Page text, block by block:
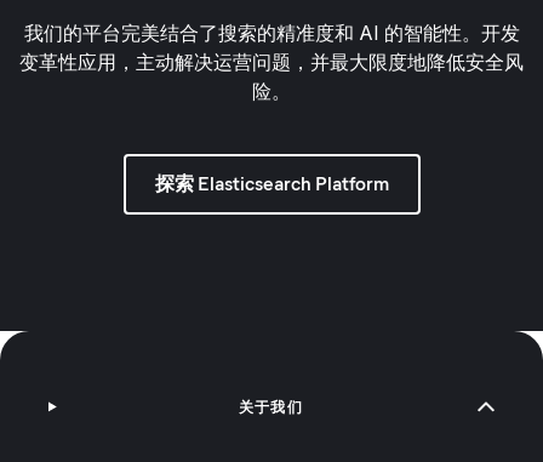
我们的平台完美结合了搜索的精准度和 AI 的智能性。开发
变革性应用，主动解决运营问题，并最大限度地降低安全风
险。
探索 Elasticsearch Platform
关于我们